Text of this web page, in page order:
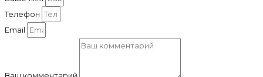
Телефон
Email